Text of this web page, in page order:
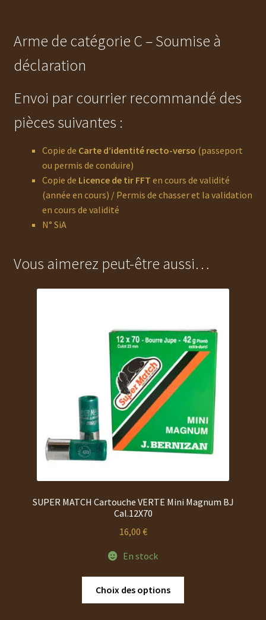
Arme de catégorie C – Soumise à
déclaration
Envoi par courrier recommandé des
pièces suivantes :
Copie de Carte d’identité recto-verso (passeport
ou permis de conduire)
Copie de Licence de tir FFT en cours de validité
(année en cours) / Permis de chasser et la validation
en cours de validité
N° SiA
Vous aimerez peut-être aussi…
SUPER MATCH Cartouche VERTE Mini Magnum BJ
Cal.12X70
16,00 €
En stock
Choix des options